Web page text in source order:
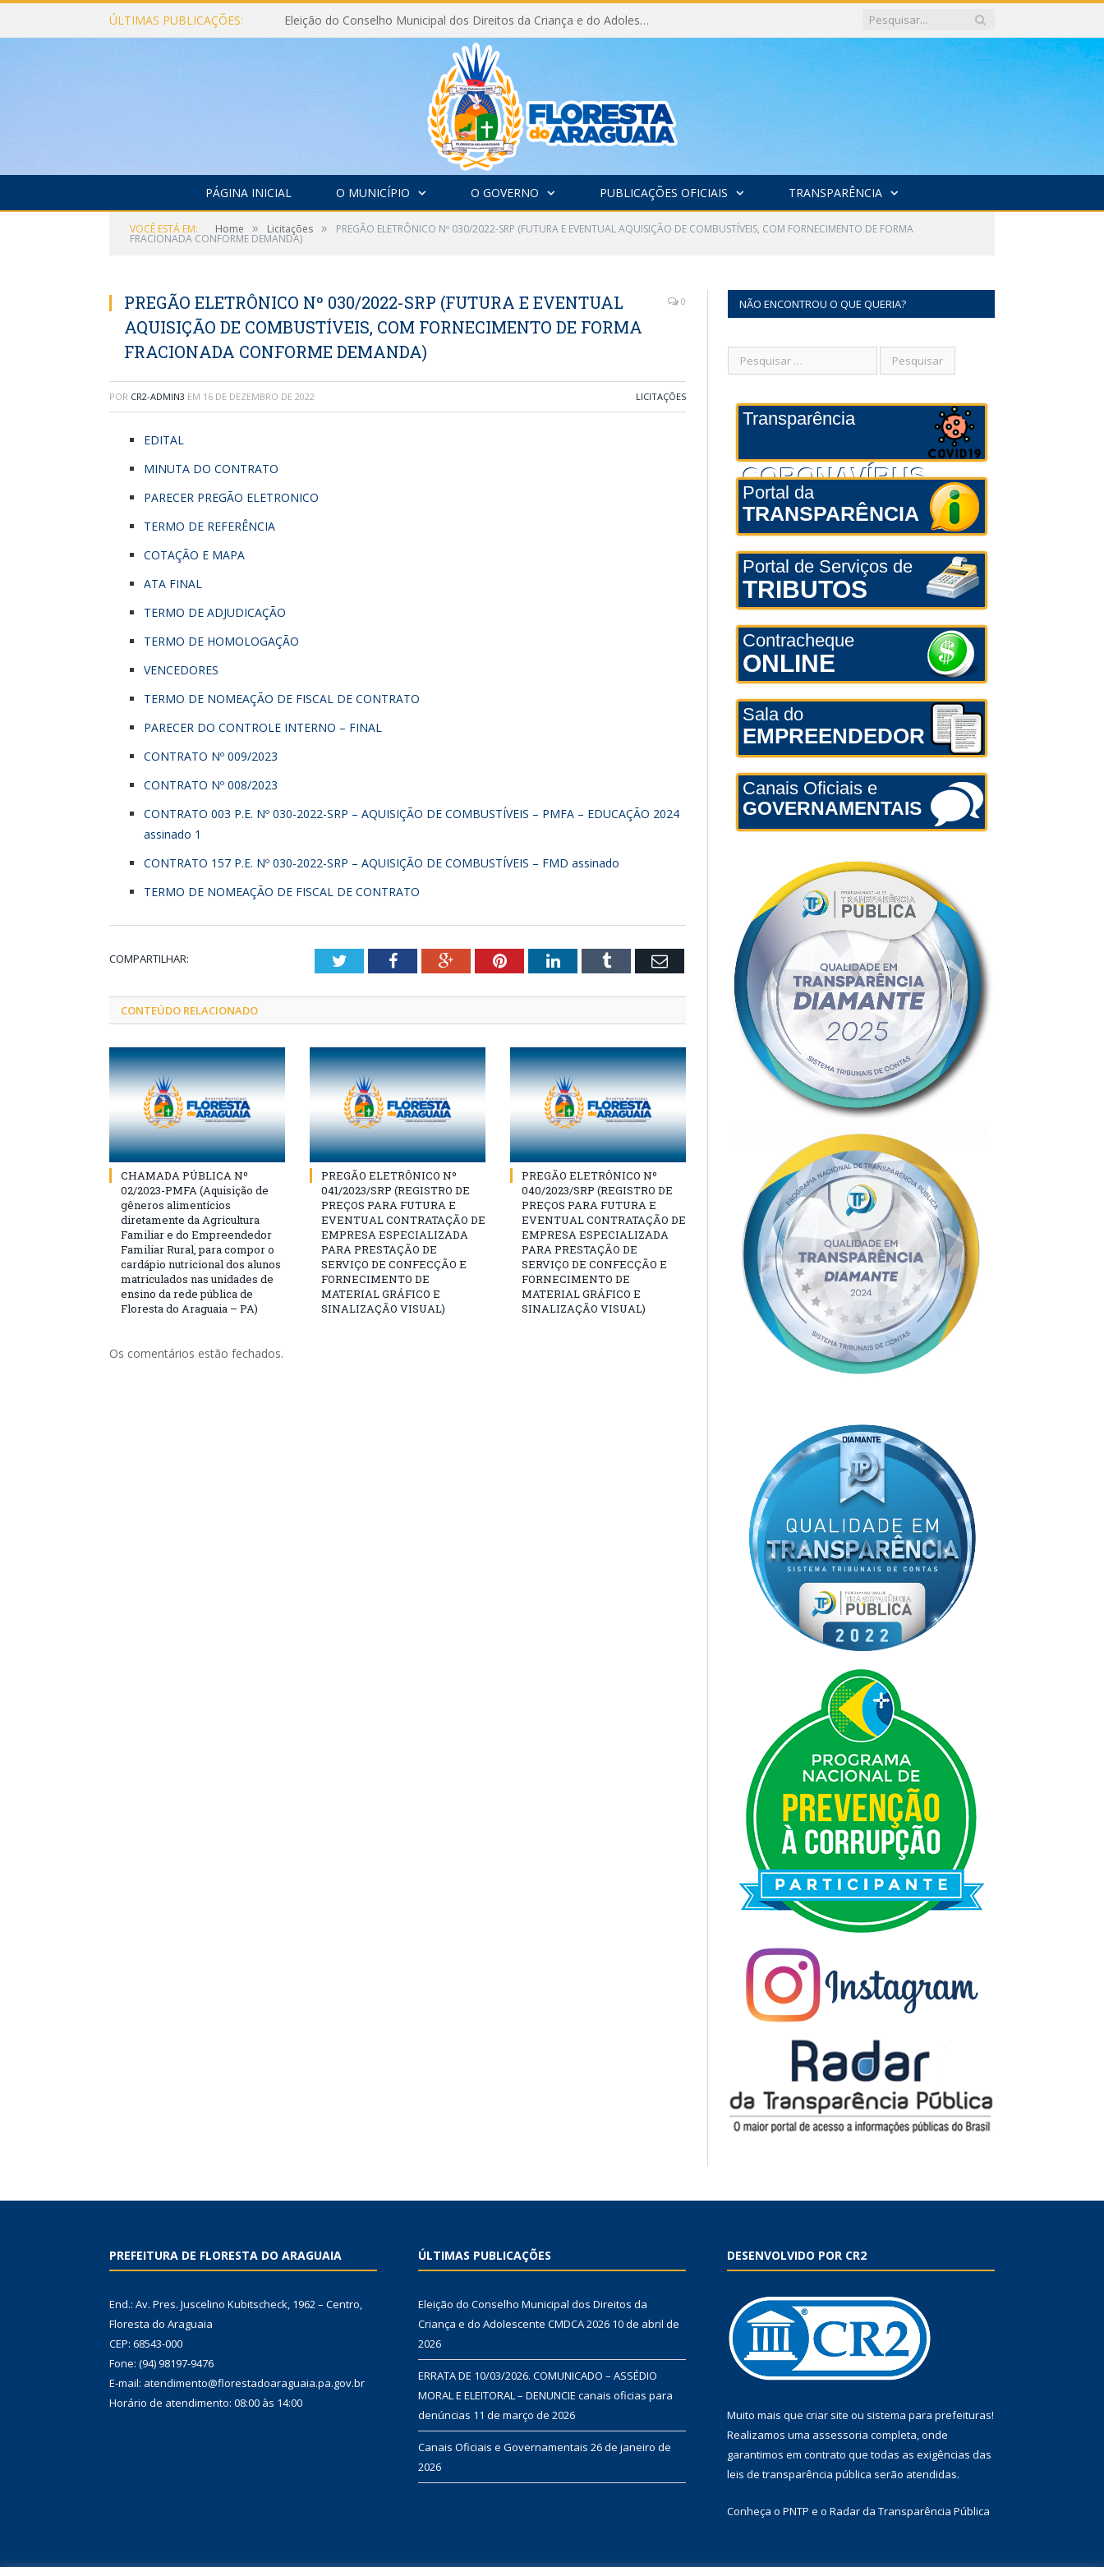
ÚLTIMAS PUBLICAÇÕES: Eleição do Conselho Municipal dos Direitos da Criança e do Adolescente CMDCA 2026
PÁGINA INICIAL O MUNICÍPIO O GOVERNO PUBLICAÇÕES OFICIAIS TRANSPARÊNCIA
VOCÊ ESTÁ EM: Home » Licitações » PREGÃO ELETRÔNICO Nº 030/2022-SRP (FUTURA E EVENTUAL AQUISIÇÃO DE COMBUSTÍVEIS, COM FORNECIMENTO DE FORMA
FRACIONADA CONFORME DEMANDA)
PREGÃO ELETRÔNICO Nº 030/2022-SRP (FUTURA E EVENTUAL
AQUISIÇÃO DE COMBUSTÍVEIS, COM FORNECIMENTO DE FORMA
FRACIONADA CONFORME DEMANDA)
0
POR CR2-ADMIN3 EM 16 DE DEZEMBRO DE 2022 LICITAÇÕES
EDITAL
MINUTA DO CONTRATO
PARECER PREGÃO ELETRONICO
TERMO DE REFERÊNCIA
COTAÇÃO E MAPA
ATA FINAL
TERMO DE ADJUDICAÇÃO
TERMO DE HOMOLOGAÇÃO
VENCEDORES
TERMO DE NOMEAÇÃO DE FISCAL DE CONTRATO
PARECER DO CONTROLE INTERNO – FINAL
CONTRATO Nº 009/2023
CONTRATO Nº 008/2023
CONTRATO 003 P.E. Nº 030-2022-SRP – AQUISIÇÃO DE COMBUSTÍVEIS – PMFA – EDUCAÇÃO 2024
assinado 1
CONTRATO 157 P.E. Nº 030-2022-SRP – AQUISIÇÃO DE COMBUSTÍVEIS – FMD assinado
TERMO DE NOMEAÇÃO DE FISCAL DE CONTRATO
COMPARTILHAR: TwitterFacebookGoogle+PinterestLinkedInTumblr Email
CONTEÚDO RELACIONADO
CHAMADA PÚBLICA Nº
02/2023-PMFA (Aquisição de
gêneros alimentícios
diretamente da Agricultura
Familiar e do Empreendedor
Familiar Rural, para compor o
cardápio nutricional dos alunos
matriculados nas unidades de
ensino da rede pública de
Floresta do Araguaia – PA)
PREGÃO ELETRÔNICO Nº
041/2023/SRP (REGISTRO DE
PREÇOS PARA FUTURA E
EVENTUAL CONTRATAÇÃO DE
EMPRESA ESPECIALIZADA
PARA PRESTAÇÃO DE
SERVIÇO DE CONFECÇÃO E
FORNECIMENTO DE
MATERIAL GRÁFICO E
SINALIZAÇÃO VISUAL)
PREGÃO ELETRÔNICO Nº
040/2023/SRP (REGISTRO DE
PREÇOS PARA FUTURA E
EVENTUAL CONTRATAÇÃO DE
EMPRESA ESPECIALIZADA
PARA PRESTAÇÃO DE
SERVIÇO DE CONFECÇÃO E
FORNECIMENTO DE
MATERIAL GRÁFICO E
SINALIZAÇÃO VISUAL)
Os comentários estão fechados.
NÃO ENCONTROU O QUE QUERIA?
Transparência
CORONAVÍRUS
Portal da
TRANSPARÊNCIA
Portal de Serviços de
TRIBUTOS
Contracheque
ONLINE
Sala do
EMPREENDEDOR
Canais Oficiais e
GOVERNAMENTAIS
PREFEITURA DE FLORESTA DO ARAGUAIA
End.: Av. Pres. Juscelino Kubitscheck, 1962 – Centro,
Floresta do Araguaia
CEP: 68543-000
Fone: (94) 98197-9476
E-mail: atendimento@florestadoaraguaia.pa.gov.br
Horário de atendimento: 08:00 às 14:00
ÚLTIMAS PUBLICAÇÕES
Eleição do Conselho Municipal dos Direitos da
Criança e do Adolescente CMDCA 2026 10 de abril de
2026
ERRATA DE 10/03/2026. COMUNICADO – ASSÉDIO
MORAL E ELEITORAL – DENUNCIE canais oficias para
denúncias 11 de março de 2026
Canais Oficiais e Governamentais 26 de janeiro de
2026
DESENVOLVIDO POR CR2
Muito mais que criar site ou sistema para prefeituras!
Realizamos uma assessoria completa, onde
garantimos em contrato que todas as exigências das
leis de transparência pública serão atendidas.
Conheça o PNTP e o Radar da Transparência Pública